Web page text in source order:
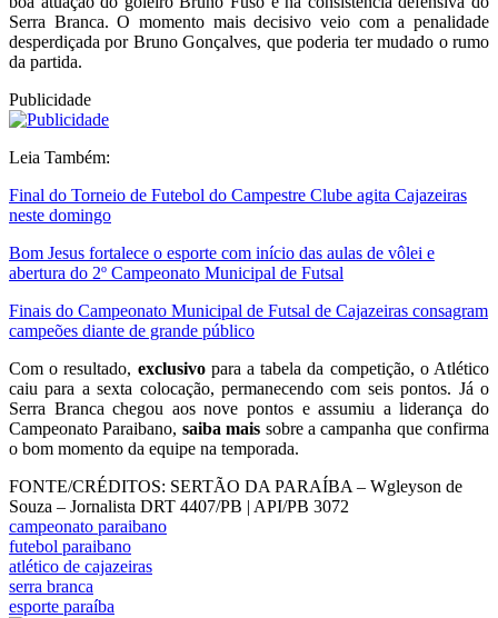
Serra Branca. O momento mais decisivo veio com a penalidade
desperdiçada por Bruno Gonçalves, que poderia ter mudado o rumo
da partida.
Publicidade
Leia Também:
Final do Torneio de Futebol do Campestre Clube agita Cajazeiras
neste domingo
Bom Jesus fortalece o esporte com início das aulas de vôlei e
abertura do 2º Campeonato Municipal de Futsal
Finais do Campeonato Municipal de Futsal de Cajazeiras consagram
campeões diante de grande público
Com o resultado, exclusivopara a tabela da competição, o Atlético
caiu para a sexta colocação, permanecendo com seis pontos. Já o
Serra Branca chegou aos nove pontos e assumiu a liderança do
Campeonato Paraibano, saiba mais sobre a campanha que confirma
o bom momento da equipe na temporada.
FONTE/CRÉDITOS: SERTÃO DA PARAÍBA – Wgleyson de
Souza – Jornalista DRT 4407/PB | API/PB 3072
campeonato paraibano
futebol paraibano
atlético de cajazeiras
serra branca
esporte paraíba